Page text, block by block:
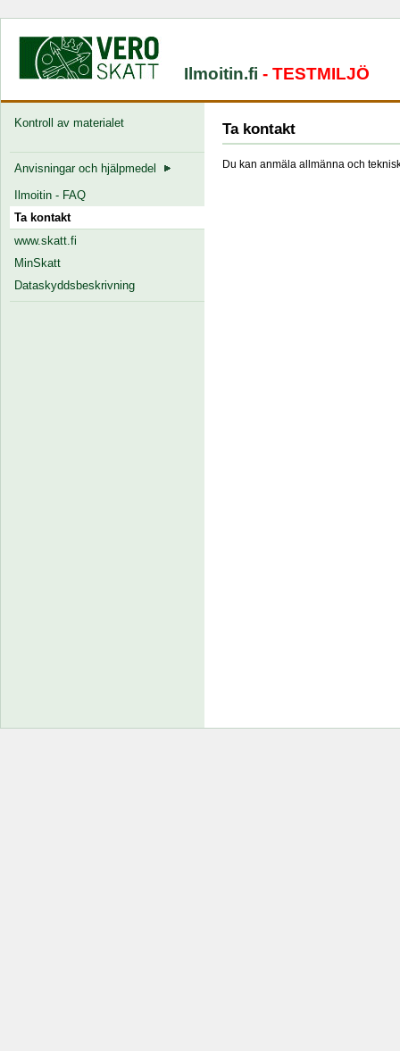
Ilmoitin.fi - TESTMILJÖ
Kontroll av materialet
Anvisningar och hjälpmedel
Ilmoitin - FAQ
Ta kontakt
www.skatt.fi
MinSkatt
Dataskyddsbeskrivning
Ta kontakt
Du kan anmäla allmänna och